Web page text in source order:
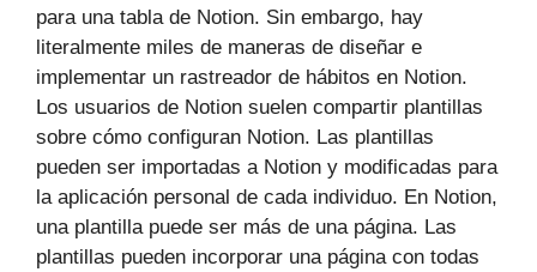
para una tabla de Notion. Sin embargo, hay
literalmente miles de maneras de diseñar e
implementar un rastreador de hábitos en Notion.
Los usuarios de Notion suelen compartir plantillas
sobre cómo configuran Notion. Las plantillas
pueden ser importadas a Notion y modificadas para
la aplicación personal de cada individuo. En Notion,
una plantilla puede ser más de una página. Las
plantillas pueden incorporar una página con todas